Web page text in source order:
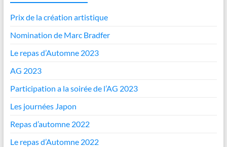
Prix de la création artistique
Nomination de Marc Bradfer
Le repas d’Automne 2023
AG 2023
Participation a la soirée de l’AG 2023
Les journées Japon
Repas d’automne 2022
Le repas d’Automne 2022